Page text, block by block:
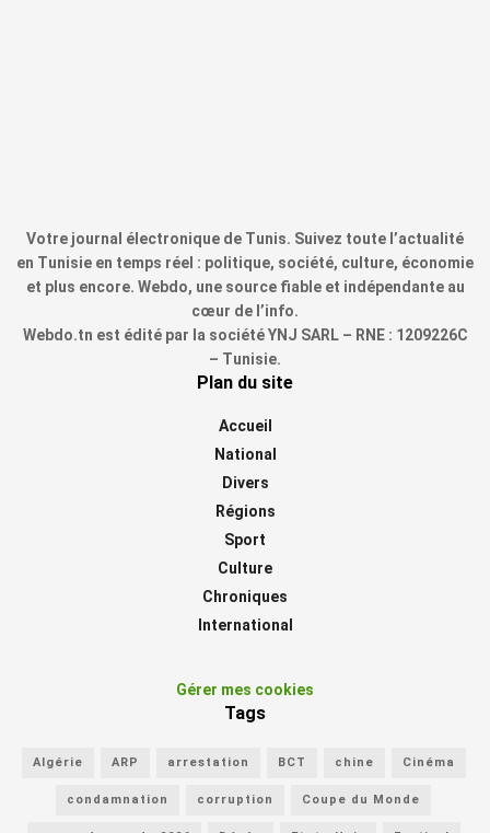
Votre journal électronique de Tunis. Suivez toute l’actualité
en Tunisie en temps réel : politique, société, culture, économie
et plus encore. Webdo, une source fiable et indépendante au
cœur de l’info.
Webdo.tn est édité par la société YNJ SARL – RNE : 1209226C
– Tunisie.
Plan du site
Accueil
National
Divers
Régions
Sport
Culture
Chroniques
International
Gérer mes cookies
Tags
Algérie ARP arrestation BCT chine Cinéma
condamnation corruption Coupe du Monde